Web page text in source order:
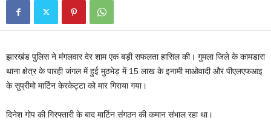
झारखंड पुलिस ने मंगलवार देर शाम एक बड़ी सफलता हासिल की। गुमला जिले के कामडारा
थाना क्षेत्र के पारही जंगल में हुई मुठभेड़ में 15 लाख के इनामी माओवादी और पीएलएफआइ
के सुप्रीमो मार्टिन केरकेट्टा को मार गिराया गया।
दिनेश गोप की गिरफ्तारी के बाद मार्टिन संगठन की कमान संभाल रहा था।